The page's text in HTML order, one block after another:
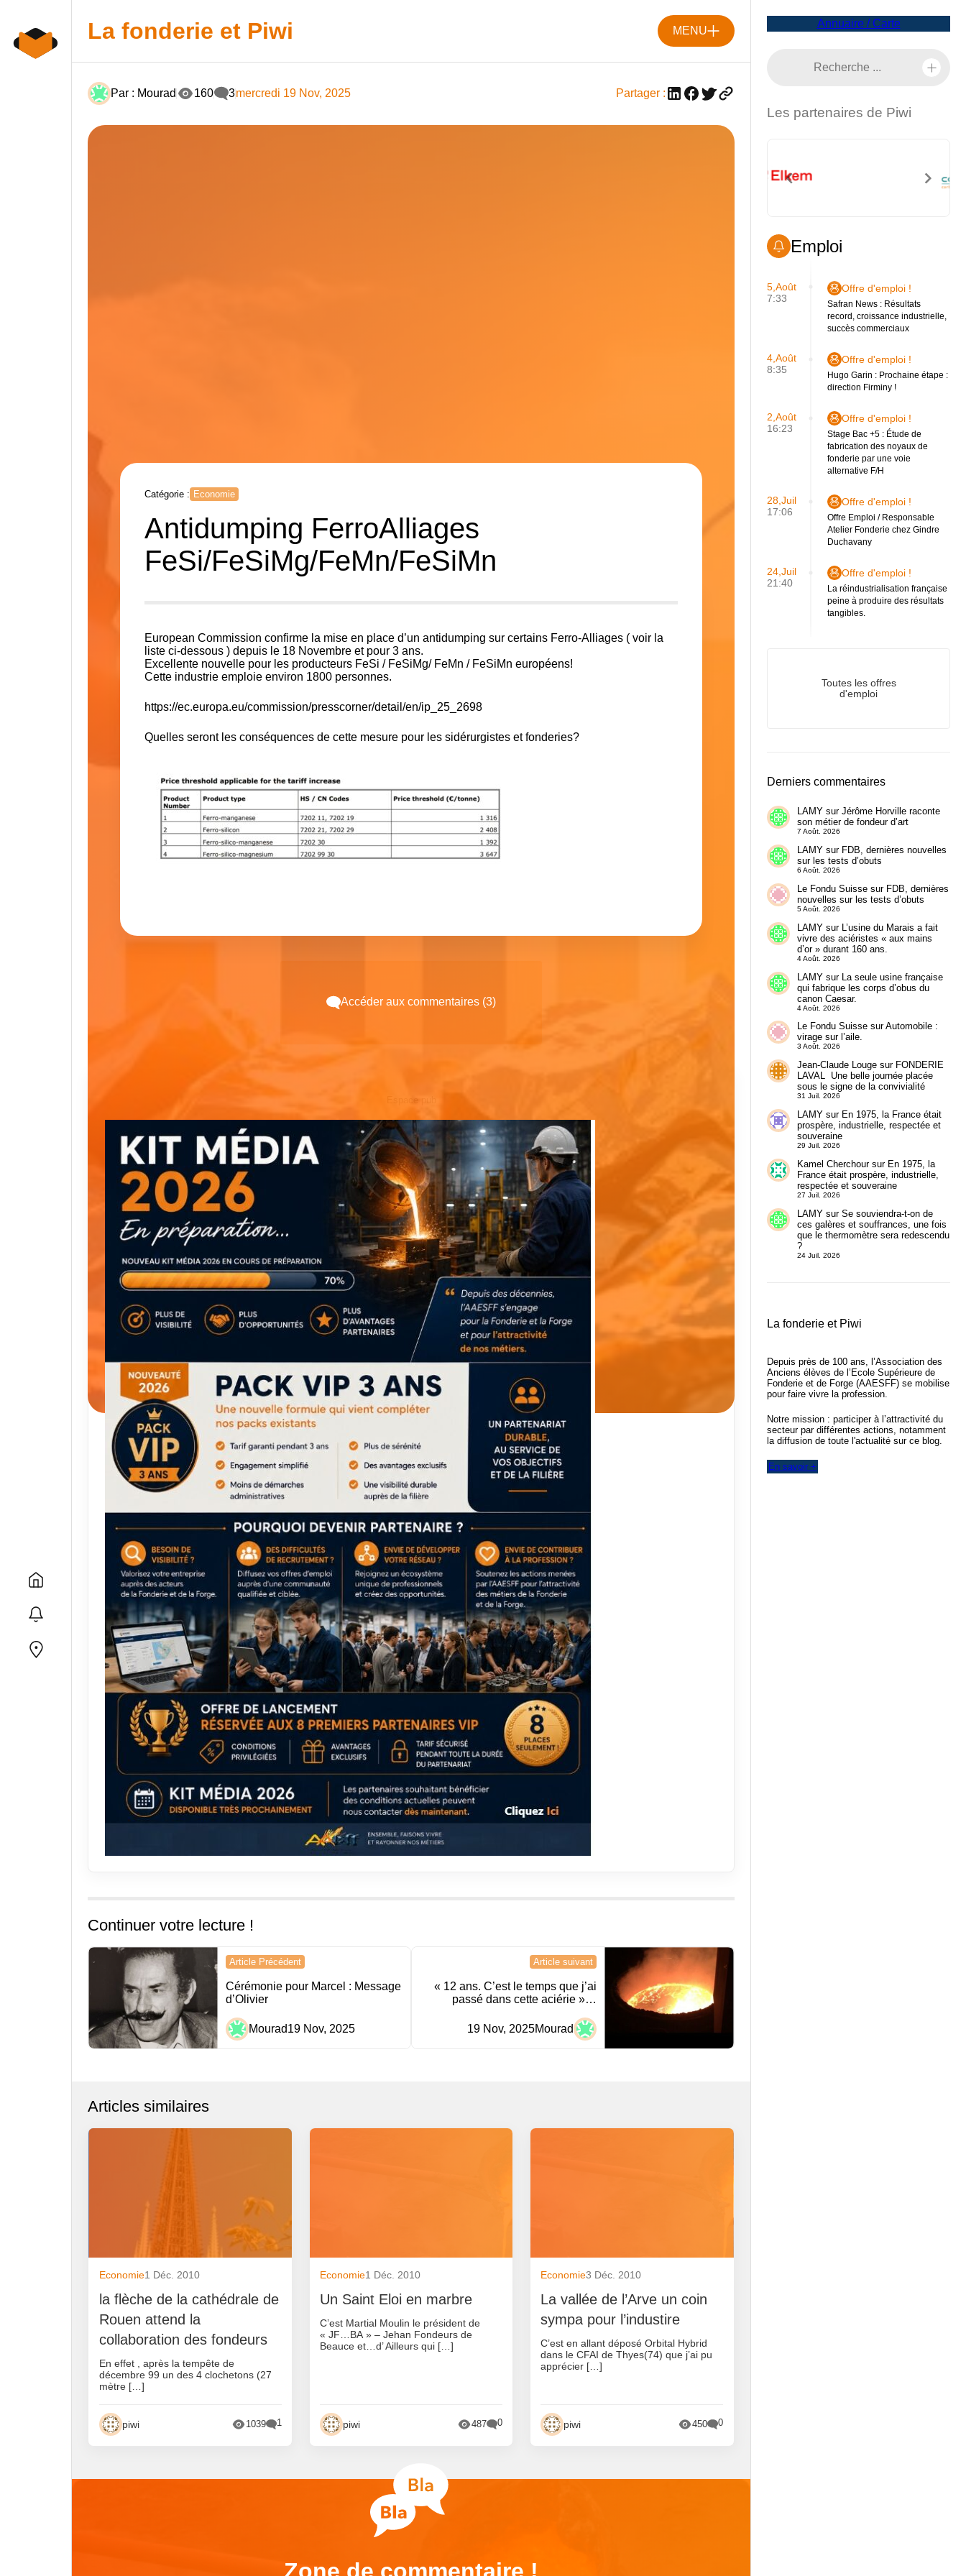
content
La fonderie et Piwi MENU
Par : Mourad 160 3mercredi 19 Nov, 2025 Partager :
Catégorie : Economie
Antidumping FerroAlliages
FeSi/FeSiMg/FeMn/FeSiMn
European Commission confirme la mise en place d’un antidumping sur certains Ferro-Alliages ( voir la
liste ci-dessous ) depuis le 18 Novembre et pour 3 ans.
Excellente nouvelle pour les producteurs FeSi / FeSiMg/ FeMn / FeSiMn européens!
Cette industrie emploie environ 1800 personnes.
https://ec.europa.eu/commission/presscorner/detail/en/ip_25_2698
Quelles seront les conséquences de cette mesure pour les sidérurgistes et fonderies?
Accéder aux commentaires (3)
Espace pub
Continuer votre lecture !
Navigation
l’article
Article Précédent
Cérémonie pour Marcel : Message
d’Olivier
Mourad19 Nov, 2025
Article suivant
« 12 ans. C’est le temps que j’ai
passé dans cette aciérie »…
Mourad
19 Nov, 2025
Articles similaires
Economie1 Déc. 2010
la flèche de la cathédrale de
Rouen attend la
collaboration des fondeurs
En effet , après la tempête de
décembre 99 un des 4 clochetons (27
mètre […]
piwi 1039 1
Economie1 Déc. 2010
Un Saint Eloi en marbre
C’est Martial Moulin le président de
« JF…BA » – Jehan Fondeurs de
Beauce et…d’ Ailleurs qui […]
piwi 487 0
Economie3 Déc. 2010
La vallée de l’Arve un coin
sympa pour l’industire
C’est en allant déposé Orbital Hybrid
dans le CFAI de Thyes(74) que j’ai pu
apprécier […]
piwi 450 0
Annuaire / Carte
Les partenaires de Piwi
Emploi
5,Août
7:33
Offre d'emploi !
Safran News : Résultats
record, croissance industrielle,
succès commerciaux
4,Août
8:35
Offre d'emploi !
Hugo Garin : Prochaine étape :
direction Firminy !
2,Août
16:23
Offre d'emploi !
Stage Bac +5 : Étude de
fabrication des noyaux de
fonderie par une voie
alternative F/H
28,Juil
17:06
Offre d'emploi !
Offre Emploi / Responsable
Atelier Fonderie chez Gindre
Duchavany
24,Juil
21:40
Offre d'emploi !
La réindustrialisation française
peine à produire des résultats
tangibles.
Toutes les offres
d'emploi
Derniers commentaires
LAMYsur Jérôme Horville raconte
son métier de fondeur d’art
7 Août. 2026
LAMYsur FDB, dernières nouvelles
sur les tests d’obuts
6 Août. 2026
Le Fondu Suissesur FDB, dernières
nouvelles sur les tests d’obuts
5 Août. 2026
LAMYsur L’usine du Marais a fait
vivre des aciéristes « aux mains
d’or » durant 160 ans.
4 Août. 2026
LAMYsur La seule usine française
qui fabrique les corps d’obus du
canon Caesar.
4 Août. 2026
Le Fondu SuissesurAutomobile :
virage sur l’aile.
3 Août. 2026
Jean-Claude Lougesur FONDERIE
LAVAL Une belle journée placée
sous le signe de la convivialité
31 Juil. 2026
LAMYsur En 1975, la France était
prospère, industrielle, respectée et
souveraine
29 Juil. 2026
Kamel Cherchoursur En 1975, la
France était prospère, industrielle,
respectée et souveraine
27 Juil. 2026
LAMYsur Se souviendra-t-on de
ces galères et souffrances, une fois
que le thermomètre sera redescendu
?
24 Juil. 2026
La fonderie et Piwi
Depuis près de 100 ans, l’Association des
Anciens élèves de l’Ecole Supérieure de
Fonderie et de Forge (AAESFF) se mobilise
pour faire vivre la profession.
Notre mission : participer à l’attractivité du
secteur par différentes actions, notamment
la diffusion de toute l'actualité sur ce blog.
En savoir +